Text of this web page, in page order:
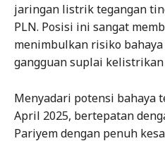
jaringan listrik tegangan
PLN. Posisi ini sangat
menimbulkan risiko
gangguan suplai
Menyadari potensi bahaya
April 2025, bertepatan
Pariyem dengan penuh